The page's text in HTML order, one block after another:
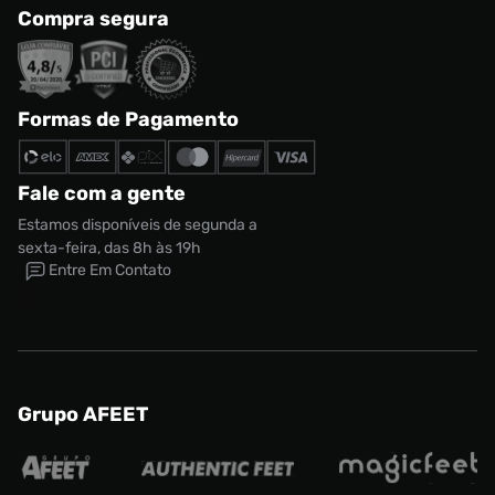
Compra segura
Formas de Pagamento
Fale com a gente
Estamos disponíveis de segunda a
sexta-feira, das 8h às 19h
Entre Em Contato
Grupo AFEET